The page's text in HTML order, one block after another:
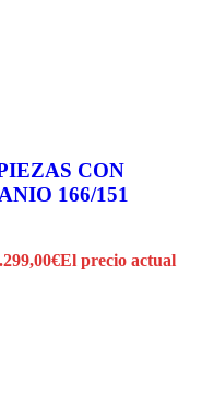
CON
166/151
299,00€El precio actual